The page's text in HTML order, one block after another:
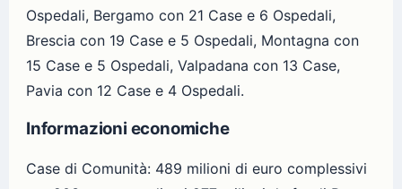
Ospedali, Bergamo con 21 Case e 6 Ospedali,
Brescia con 19 Case e 5 Ospedali, Montagna con
15 Case e 5 Ospedali, Valpadana con 13 Case,
Pavia con 12 Case e 4 Ospedali.
Informazioni economiche
Case di Comunità: 489 milioni di euro complessivi